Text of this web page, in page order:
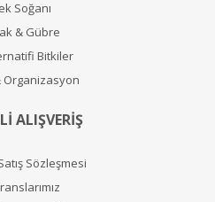
Soğanı
& Gübre
Bitkiler
Organizasyon
ALIŞVERİŞ
Sözleşmesi